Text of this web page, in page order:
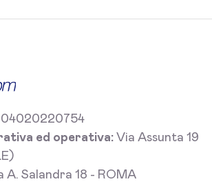
ed operativa: Via Assunta 19
A. Salandra 18 - ROMA